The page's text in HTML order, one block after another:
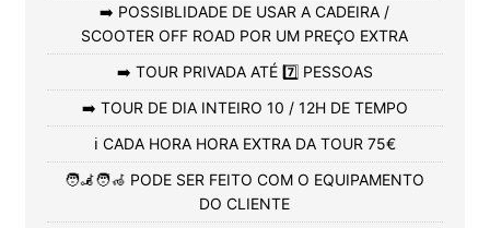
➡️ POSSIBLIDADE DE USAR A CADEIRA /
SCOOTER OFF ROAD POR UM PREÇO EXTRA
➡️ TOUR PRIVADA ATÉ 7️⃣ PESSOAS
➡️ TOUR DE DIA INTEIRO 10 / 12H DE TEMPO
ℹ️ CADA HORA HORA EXTRA DA TOUR 75€
🧑‍🦼🧑‍🦽 PODE SER FEITO COM O EQUIPAMENTO
DO CLIENTE